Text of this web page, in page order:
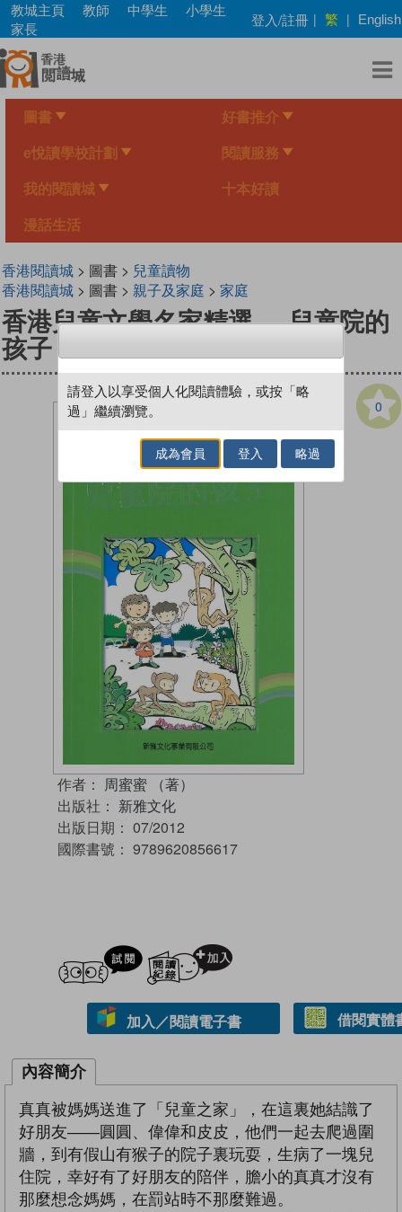
Skip
main
content
教城主頁 教師 中學生
小學生
家長
登入/註冊 | 繁 | English
圖書 好書推介
e悅讀學校計劃 閱讀服務
我的閱讀城 十本好讀
漫話生活
香港閱讀城> 圖書 > 兒童讀物
香港閱讀城> 圖書 > 親子及家庭 > 家庭
香港兒童文學名家精選──兒童院的
孩子
0
作者： 周蜜蜜 （著）
出版社： 新雅文化
出版日期： 07/2012
國際書號： 9789620856617
試閲
加入／閱讀電子書 借閱實體
內容簡介
真真被媽媽送進了「兒童之家」，在這裏她結識了
好朋友——圓圓、偉偉和皮皮，他們一起去爬過圍
牆，到有假山有猴子的院子裏玩耍，生病了一塊兒
住院，幸好有了好朋友的陪伴，膽小的真真才沒有
那麼想念媽媽，在罰站時不那麼難過。
請登入以享受個人化閱讀體驗，或按「略
過」繼續瀏覽。
成為會員 登入 略過